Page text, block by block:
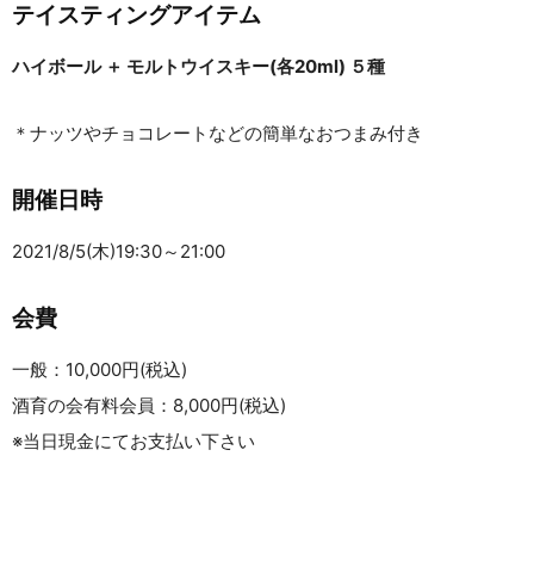
テイスティングアイテム
ハイボール ＋ モルトウイスキー(各20ml) ５種
＊ナッツやチョコレートなどの簡単なおつまみ付き
開催日時
2021/8/5(木)19:30～21:00
会費
一般：10,000円(税込)
酒育の会有料会員：8,000円(税込)
※当日現金にてお支払い下さい